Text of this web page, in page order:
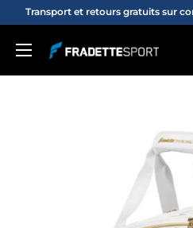
Passer
contenu
Transport et retours gratuits sur
Fradette
sport